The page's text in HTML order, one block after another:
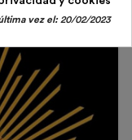
vez el:20/02/2023